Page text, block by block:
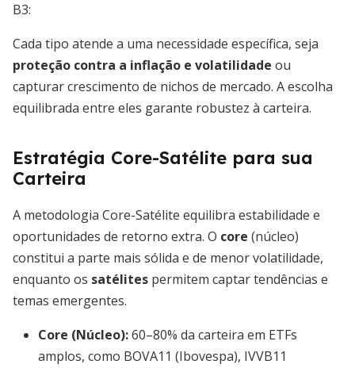
B3:
Cada tipo atende a uma necessidade específica, seja
proteção contra a inflação e volatilidade ou
capturar crescimento de nichos de mercado. A escolha
equilibrada entre eles garante robustez à carteira.
Estratégia Core-Satélite para sua
Carteira
A metodologia Core-Satélite equilibra estabilidade e
oportunidades de retorno extra. O core (núcleo)
constitui a parte mais sólida e de menor volatilidade,
enquanto os satélites permitem captar tendências e
temas emergentes.
Core (Núcleo):60–80% da carteira em ETFs
amplos, como BOVA11 (Ibovespa), IVVB11